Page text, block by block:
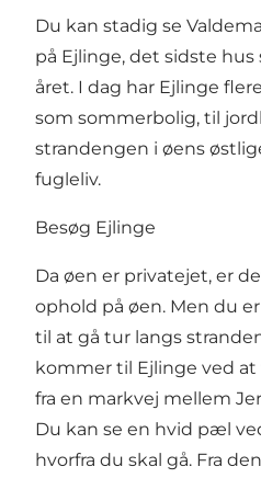
Du kan stadig se
på Ejlinge, det sidste
året. I dag har Ejlinge
som sommerbolig, til
strandengen i øens
fugleliv.
Besøg Ejlinge
Da øen er privatejet, er
ophold på øen. Men du
til at gå tur langs
kommer til Ejlinge ved
fra en markvej mellem
Du kan se en hvid pæl
hvorfra du skal gå. Fra